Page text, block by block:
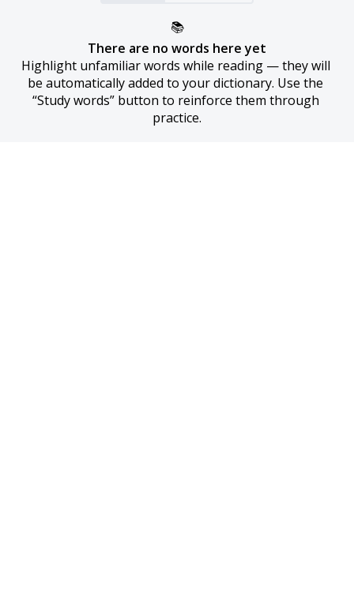
📚
There are no words here yet
Highlight unfamiliar words while reading — they will
be automatically added to your dictionary. Use the
“Study words” button to reinforce them through
practice.